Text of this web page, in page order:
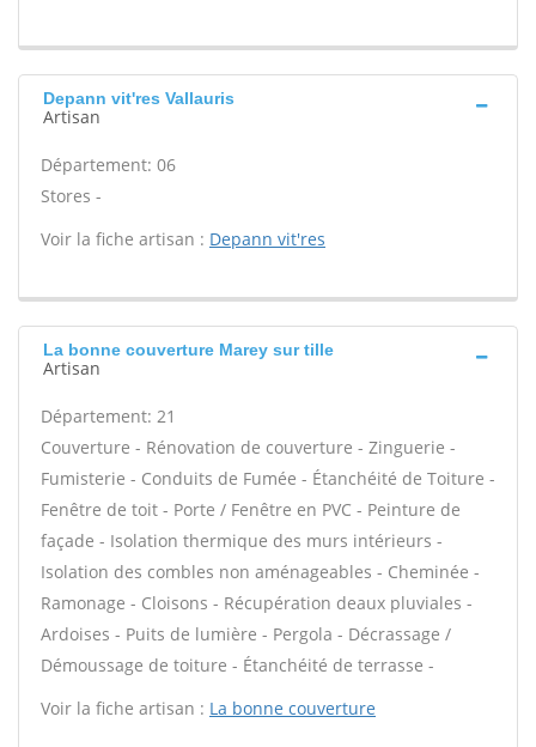
Depann vit'res Vallauris
Artisan
Département: 06
Stores -
Voir la fiche artisan : Depann vit'res
La bonne couverture Marey sur tille
Artisan
Département: 21
Couverture - Rénovation de couverture - Zinguerie -
Fumisterie - Conduits de Fumée - Étanchéité de Toiture -
Fenêtre de toit - Porte / Fenêtre en PVC - Peinture de
façade - Isolation thermique des murs intérieurs -
Isolation des combles non aménageables - Cheminée -
Ramonage - Cloisons - Récupération deaux pluviales -
Ardoises - Puits de lumière - Pergola - Décrassage /
Démoussage de toiture - Étanchéité de terrasse -
Voir la fiche artisan : La bonne couverture